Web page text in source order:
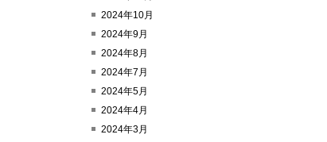
2024年10月
2024年9月
2024年8月
2024年7月
2024年5月
2024年4月
2024年3月